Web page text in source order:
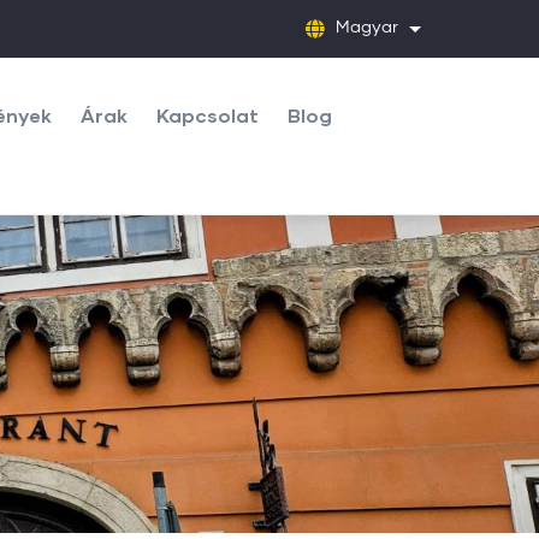
Magyar További
Árak Kapcsolat Blog